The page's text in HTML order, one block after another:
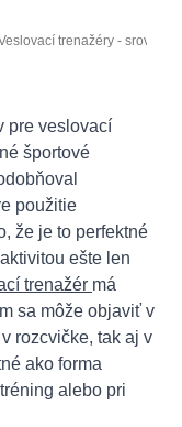
trenažéry - srovnání
pre veslovací
športové
použitie
že je to perfektné
ešte len
trenažér má
sa môže objaviť v
rozcvičke, tak aj v
ako forma
alebo pri